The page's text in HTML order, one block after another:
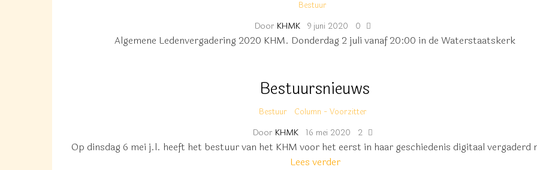
Bestuur
Door KHMK 9 juni 2020 0
Algemene Ledenvergadering 2020 KHM. Donderdag 2 juli vanaf 20:00 in de Waterstaatskerk
Bestuursnieuws
Bestuur Column - Voorzitter
Door KHMK 16 mei 2020 2
Op dinsdag 6 mei j.l. heeft het bestuur van het KHM voor het eerst in haar geschiedenis digitaal
Lees verder